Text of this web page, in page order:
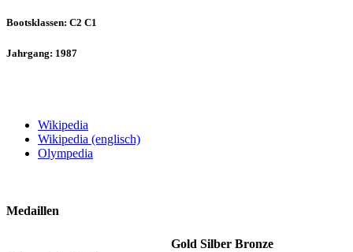
Bootsklassen: C2 C1
Jahrgang: 1987
Wikipedia
Wikipedia (englisch)
Olympedia
Medaillen
Gold Silber Bronze